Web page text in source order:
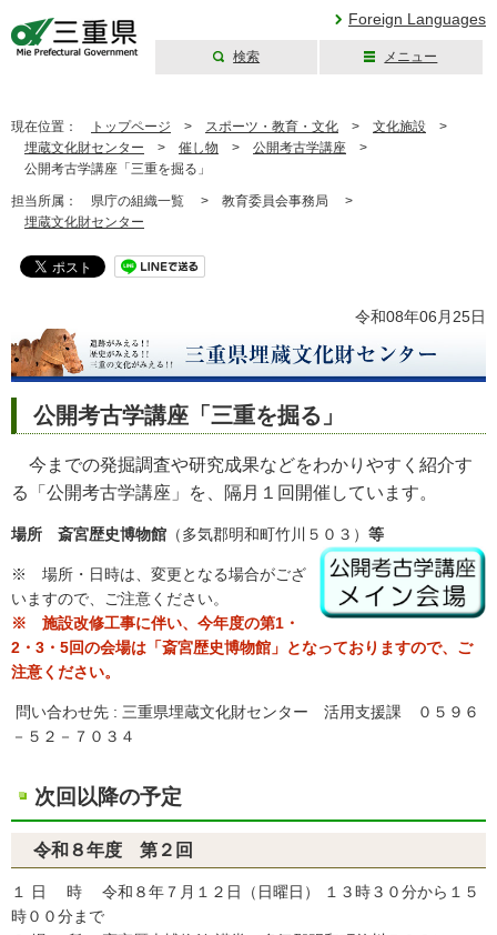
Foreign Languages
検索 メニュー
現在位置： トップページ > スポーツ・教育・文化 > 文化施設 >
埋蔵文化財センター > 催し物 > 公開考古学講座 >
公開考古学講座「三重を掘る」
担当所属： 県庁の組織一覧 > 教育委員会事務局 >
埋蔵文化財センター
令和08年06月25日
公開考古学講座「三重を掘る」
今までの発掘調査や研究成果などをわかりやすく紹介す
る「公開考古学講座」を、隔月１回開催しています。
場所 斎宮歴史博物館 （多気郡明和町竹川５０３） 等
※ 場所・日時は、変更となる場合がござ
いますので、ご注意ください。
※ 施設改修工事に伴い、今年度の第1・
2・3・5回の会場は「斎宮歴史博物館」となっておりますので、ご
注意ください。
問い合わせ先 : 三重県埋蔵文化財センター 活用支援課 ０５９６
－５２－７０３４
次回以降の予定
令和８年度 第２回
１ 日 時 令和８年７月１２日（日曜日） １３時３０分から１５
時００分まで